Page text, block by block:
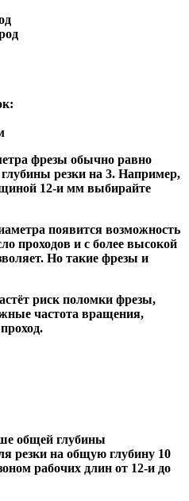
фрезы обычно равно
резки на 3. Например,
12-и мм выбирайте
появится возможность
проходов и с более высокой
Но такие фрезы и
риск поломки фрезы,
частота вращения,
общей глубины
резки на общую глубину 10
рабочих длин от 12-и до